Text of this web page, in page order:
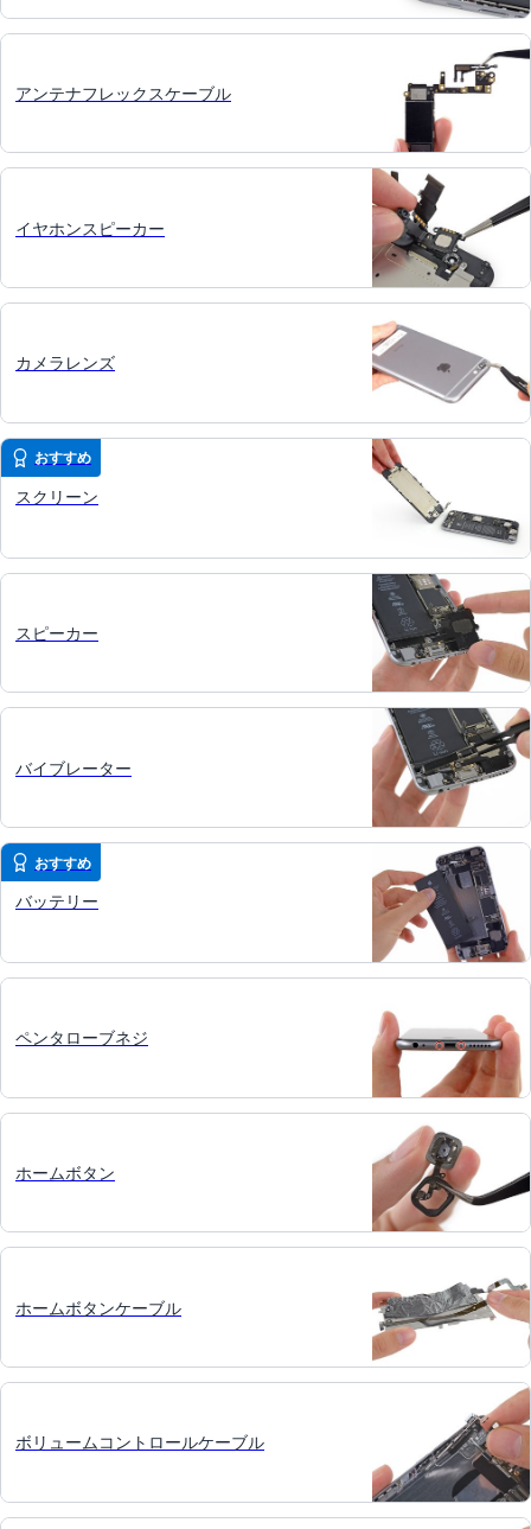
アンテナフレックスケーブル
イヤホンスピーカー
カメラレンズ
おすすめ
スクリーン
スピーカー
バイブレーター
おすすめ
バッテリー
ペンタローブネジ
ホームボタン
ホームボタンケーブル
ボリュームコントロールケーブル